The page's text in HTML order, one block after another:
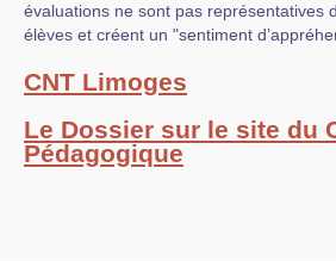
évaluations ne sont pas représentatives
élèves et créent un "sentiment
CNT Limoges
Le Dossier sur le site du
Pédagogique